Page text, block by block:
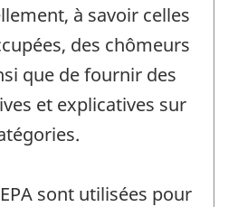
à savoir celles
des chômeurs
que de fournir des
et explicatives sur
sont utilisées pour